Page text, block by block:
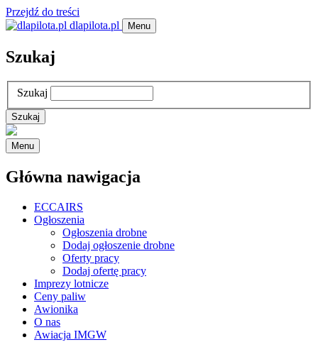
Przejdź do treści
dlapilota.pl
Menu
Szukaj
Szukaj
Menu
Główna nawigacja
ECCAIRS
Ogłoszenia
Ogłoszenia drobne
Dodaj ogłoszenie drobne
Oferty pracy
Dodaj ofertę pracy
Imprezy lotnicze
Ceny paliw
Awionika
O nas
Awiacja IMGW